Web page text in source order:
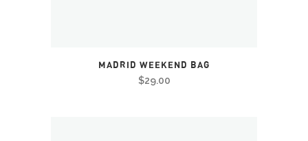
MADRID WEEKEND BAG
$29.00